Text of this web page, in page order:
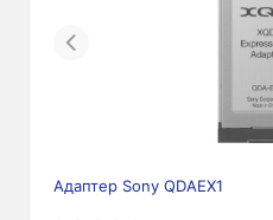
Previous
Адаптер Sony QDAEX1